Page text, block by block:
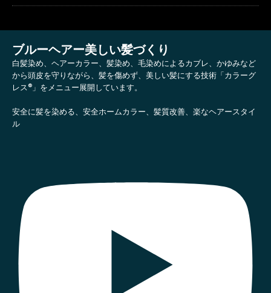
ブルーヘアー美しい髪づくり
白髪染め、ヘアーカラー、髪染め、毛染めによるカブレ、かゆみなど
から頭皮を守りながら、髪を傷めず、美しい髪にする技術「カラーグ
レス®」をメニュー展開しています。
安全に髪を染める、安全ホームカラー、髪質改善、楽なヘアースタイ
ル